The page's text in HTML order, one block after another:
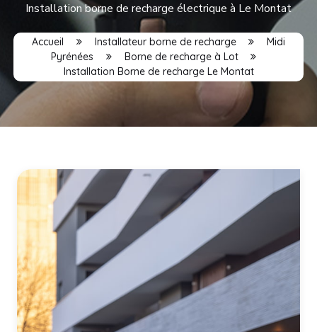
Installation borne de recharge électrique à Le Montat
Accueil Installateur borne de recharge
Midi
Pyrénées
Borne de recharge à Lot
Installation Borne de recharge Le Montat